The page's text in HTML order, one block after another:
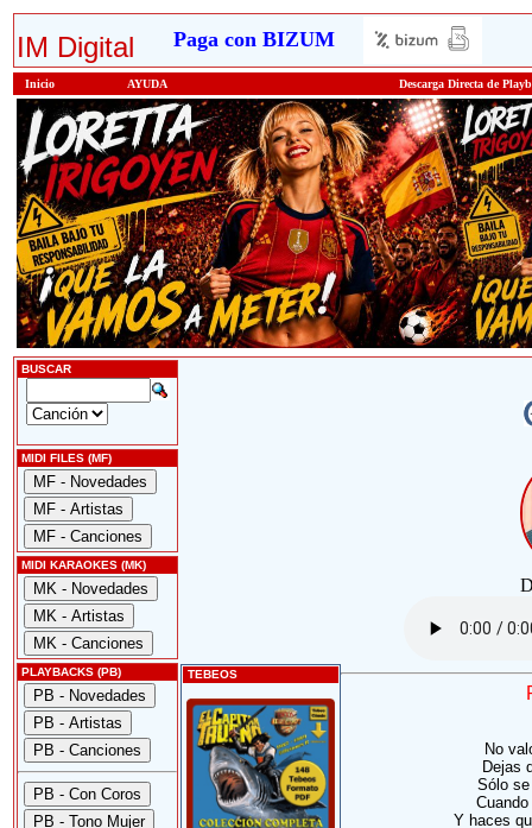
IM Digital Paga con BIZUM
Inicio AYUDA Descarga Directa de
BUSCAR
MIDI FILES (MF)
MIDI KARAOKES (MK)
PLAYBACKS (PB) TEBEOS
No
Dejas
Sólo
Y haces